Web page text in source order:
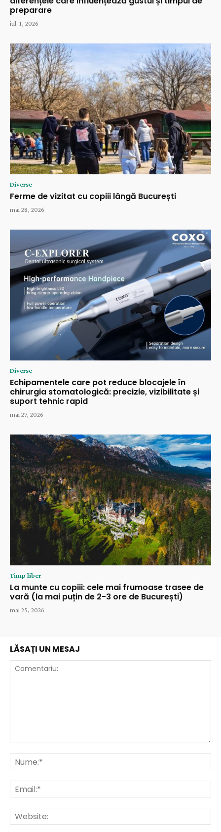
preparare
iul. 1, 2026
Diverse
Ferme de vizitat cu copiii lângă București
mai 28, 2026
Diverse
Echipamentele care pot reduce blocajele în
chirurgia stomatologică: precizie, vizibilitate și
suport tehnic rapid
mai 27, 2026
Timp liber
La munte cu copiii: cele mai frumoase trasee de
vară (la mai puțin de 2-3 ore de București)
mai 25, 2026
LĂSAȚI UN MESAJ